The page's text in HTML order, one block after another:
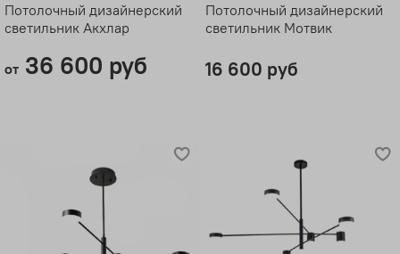
Потолочный дизайнерский
светильник Акхлар
от36 600 руб
Потолочный дизайнерский
светильник Мотвик
16 600 руб